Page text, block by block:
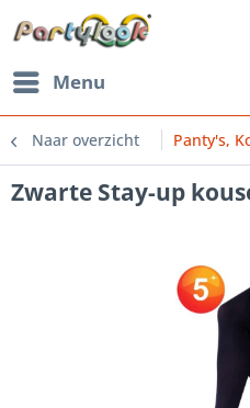
Menu
Naar overzicht Panty's,
Zwarte Stay-up